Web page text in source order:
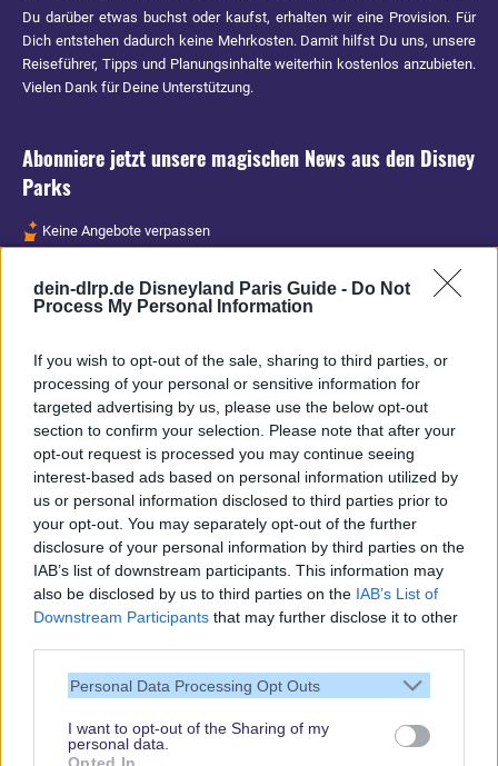
dein-dlrp.de Disneyland Paris Guide - Do Not
Process My Personal Information
If you wish to opt-out of the sale, sharing to third parties, or
processing of your personal or sensitive information for
targeted advertising by us, please use the below opt-out
section to confirm your selection. Please note that after your
opt-out request is processed you may continue seeing
interest-based ads based on personal information utilized by
us or personal information disclosed to third parties prior to
your opt-out. You may separately opt-out of the further
disclosure of your personal information by third parties on the
IAB’s list of downstream participants. This information may
also be disclosed by us to third parties on the IAB’s List of
Downstream Participants that may further disclose it to other
Personal Data Processing Opt Outs
I want to opt-out of the Sharing of my
personal data.
Du darüber etwas buchst oder kaufst, erhalten wir eine Provision. Für
Dich entstehen dadurch keine Mehrkosten. Damit hilfst Du uns, unsere
Reiseführer, Tipps und Planungsinhalte weiterhin kostenlos anzubieten.
Vielen Dank für Deine Unterstützung.
Abonniere jetzt unsere magischen News aus den Disney
Parks
Keine Angebote verpassen
Spannende Lesetipps
Vielen Dank,
dass Du unsere
Seite liest.
Schau regelmäßig